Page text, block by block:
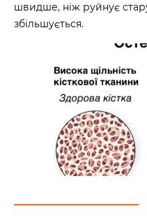
швидше, ніж руйнує
збільшується.